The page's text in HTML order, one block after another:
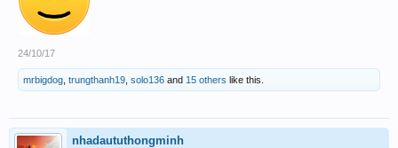
24/10/17
mrbigdog trungthanh19 solo136 and 15 others like this.
nhadaututhongminh